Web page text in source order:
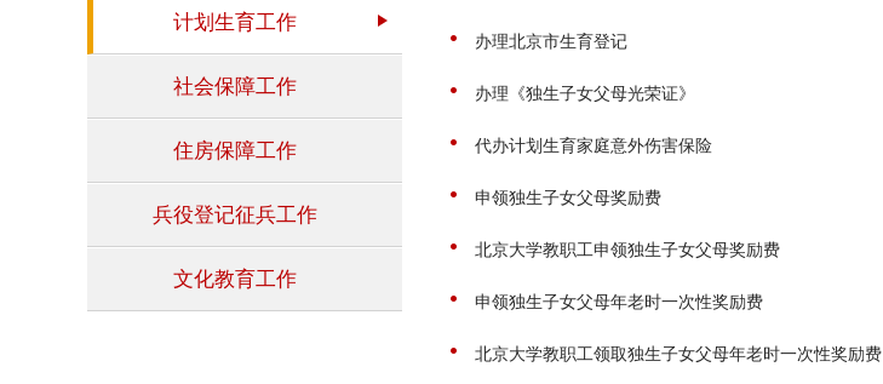
计划生育工作
社会保障工作
住房保障工作
兵役登记征兵工作
文化教育工作
办理北京市生育登记
办理《独生子女父母光荣证》
代办计划生育家庭意外伤害保险
申领独生子女父母奖励费
北京大学教职工申领独生子女父母奖励费
申领独生子女父母年老时一次性奖励费
北京大学教职工领取独生子女父母年老时一次性奖励费